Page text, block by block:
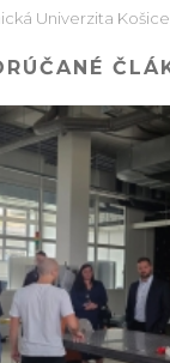
Univerzita Košice